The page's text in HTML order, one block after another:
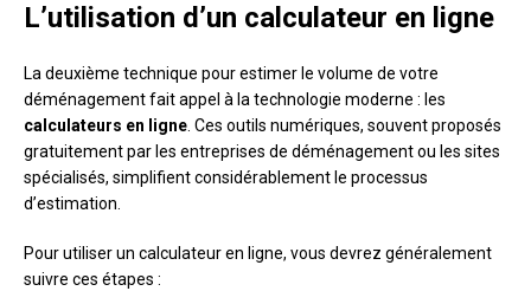
L’utilisation d’un calculateur en ligne
La deuxième technique pour estimer le volume de votre
déménagement fait appel à la technologie moderne : les
calculateurs en ligne . Ces outils numériques, souvent proposés
gratuitement par les entreprises de déménagement ou les sites
spécialisés, simplifient considérablement le processus
d’estimation.
Pour utiliser un calculateur en ligne, vous devrez généralement
suivre ces étapes :